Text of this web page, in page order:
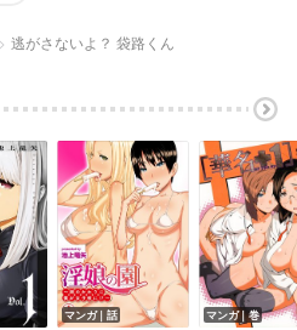
逃がさないよ？ 袋路くん
マンガ｜話 マンガ｜巻